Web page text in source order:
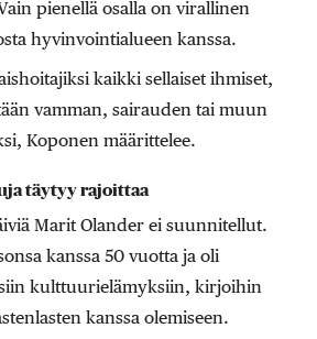
pienellä osalla on virallinen
hyvinvointialueen kanssa.
kaikki sellaiset ihmiset,
vamman, sairauden tai muun
Koponen määrittelee.
täytyy rajoittaa
Marit Olander ei suunnitellut.
kanssa 50 vuotta ja oli
kulttuurielämyksiin, kirjoihin
kanssa olemiseen.